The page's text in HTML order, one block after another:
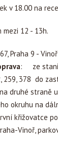
v 18.00 na
12 - 13h.
Praha 9 - Vinoř
: ze
259, 378 do
druhé straně
okruhu na
křižovatce
Vinoř,